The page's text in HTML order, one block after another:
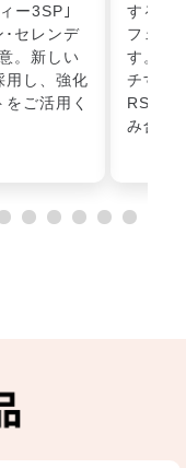
ー3SP｣
･セレンデ
。新しい
用し、強化
ご活用く
するエ
フェイ
す。「
チする
RSSバ
み合わ